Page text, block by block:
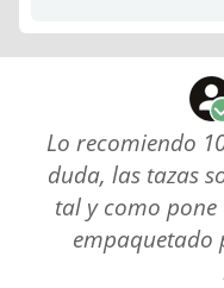
Lo recomiendo
duda, las tazas
tal y como
empaquetado